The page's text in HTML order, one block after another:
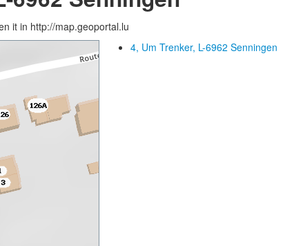
it in http://map.geoportal.lu
4, Um Trenker, L-6962 Senningen